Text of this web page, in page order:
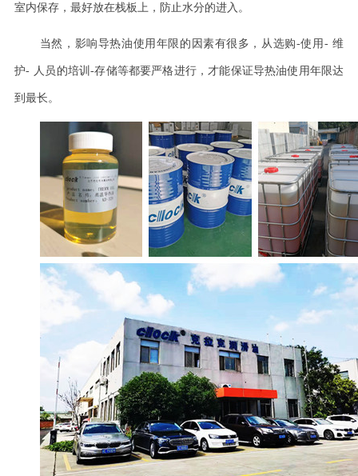
室内保存，最好放在栈板上，防止水分的进入。
当然，影响导热油使用年限的因素有很多，从选购-使用 - 维
护- 人员的培训-存储等都要严格进行，才能保证导热油使用年限达
到最长。